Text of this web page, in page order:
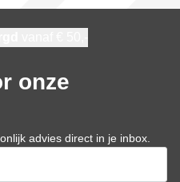
onze
advies direct in je inbox.